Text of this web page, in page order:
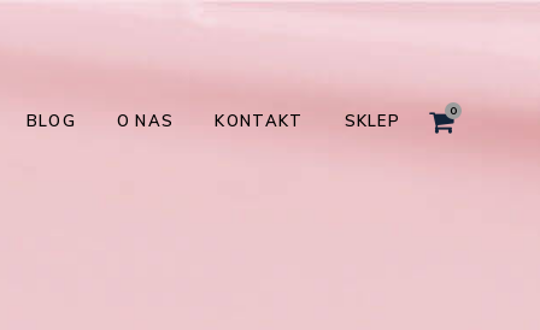
0
BLOG O NAS KONTAKT SKLEP